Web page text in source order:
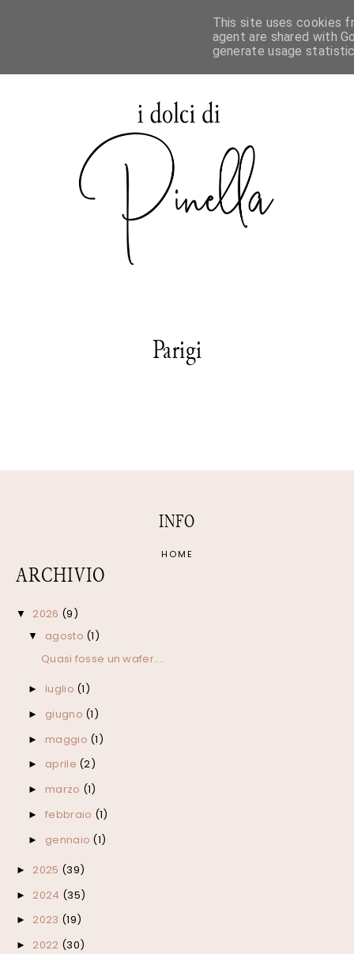
Parigi
INFO
HOME
ARCHIVIO
▼ 2026 (9)
▼ agosto (1)
Quasi fosse un wafer....
► luglio (1)
► giugno (1)
► maggio (1)
► aprile (2)
► marzo (1)
► febbraio (1)
► gennaio (1)
► 2025 (39)
► 2024 (35)
► 2023 (19)
► 2022 (30)
This site uses cookies
agent are shared with
generate usage